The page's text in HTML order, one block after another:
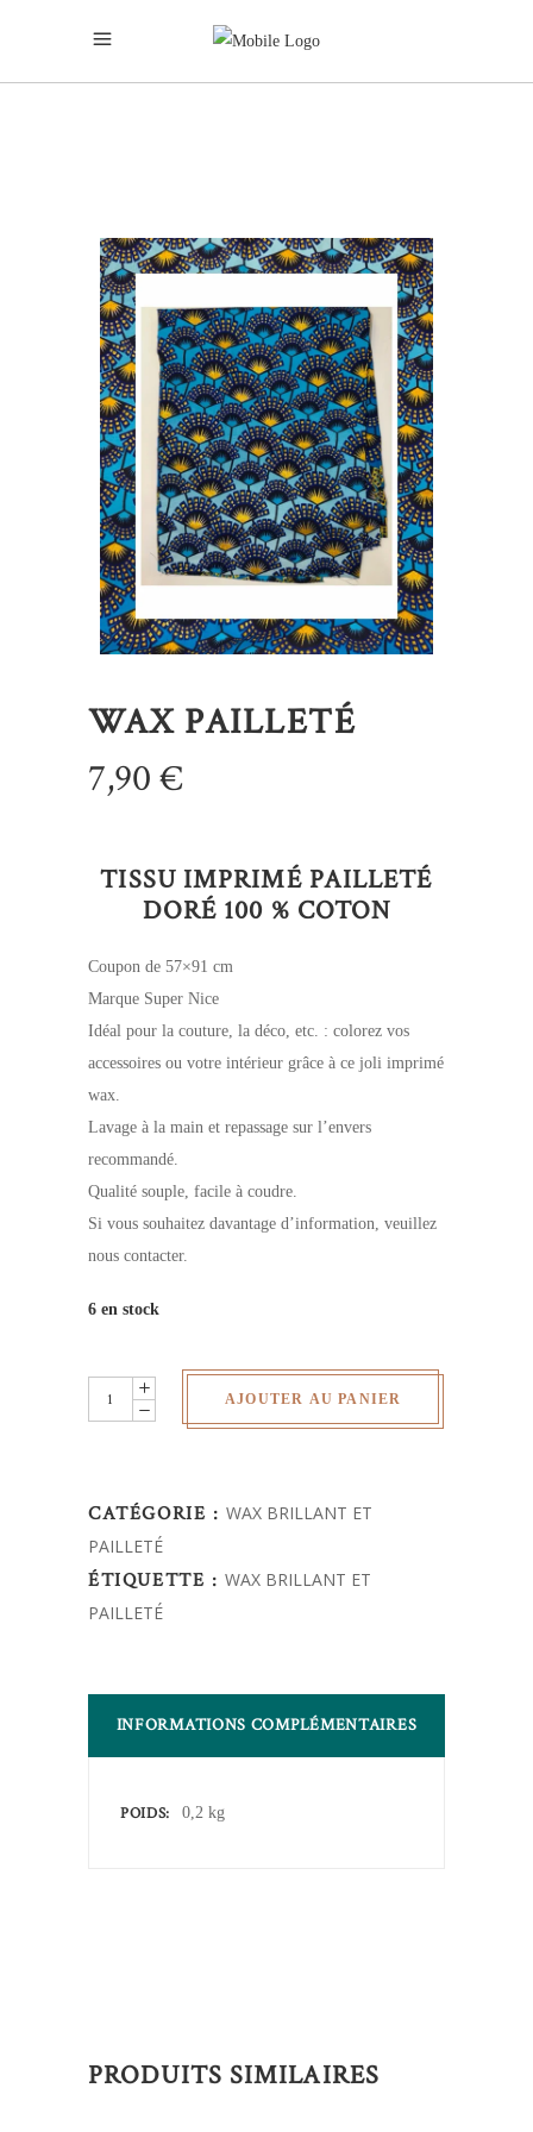
WAX PAILLETÉ
7,90€
TISSU IMPRIMÉ PAILLETÉ
DORÉ 100 % COTON
Coupon de 57×91 cm
Marque Super Nice
Idéal pour la couture, la déco, etc. : colorez vos
accessoires ou votre intérieur grâce à ce joli imprimé
wax.
Lavage à la main et repassage sur l’envers
recommandé.
Qualité souple, facile à coudre.
Si vous souhaitez davantage d’information, veuillez
nous contacter.
6 en stock
Wax
pailleté
AJOUTER AU PANIER
CATÉGORIE :WAX BRILLANT ET
PAILLETÉ
ÉTIQUETTE :WAX BRILLANT ET
PAILLETÉ
INFORMATIONS COMPLÉMENTAIRES
POIDS 0,2 kg
PRODUITS SIMILAIRES